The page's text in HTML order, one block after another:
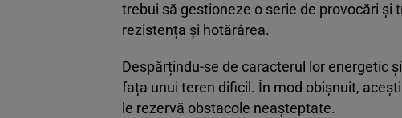
trebui să gestioneze o serie de provocări și
rezistența și hotărârea.
Despărțindu-se de caracterul lor energetic
fața unui teren dificil. În mod obișnuit,
le rezervă obstacole neașteptate.